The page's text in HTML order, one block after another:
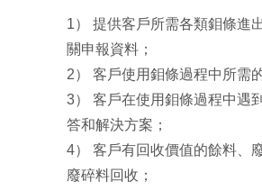
1） 提供客戶所需各類鉬條進
關申報資料；
2） 客戶使用鉬條過程中所需
3） 客戶在使用鉬條過程中遇
答和解決方案；
4） 客戶有回收價值的餘料、
廢碎料回收；